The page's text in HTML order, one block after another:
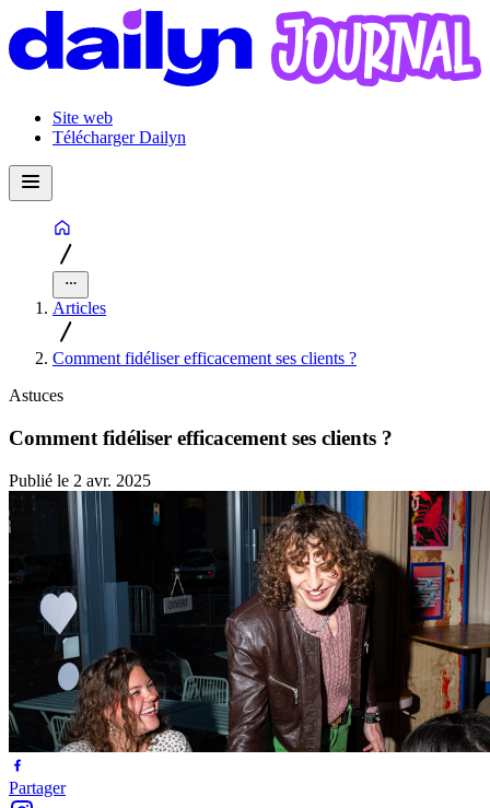
Site web
Télécharger Dailyn
Articles
Comment fidéliser efficacement ses clients ?
Astuces
Comment fidéliser efficacement ses clients ?
Publié le 2 avr. 2025
Partager